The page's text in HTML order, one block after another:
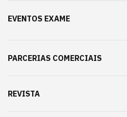
EVENTOS EXAME
PARCERIAS COMERCIAIS
REVISTA